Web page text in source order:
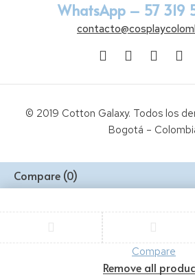
WhatsApp – 57 319
© 2019 Cotton Galaxy. Todos los
Bogotá –
Compare (0)
Compare
Remove all